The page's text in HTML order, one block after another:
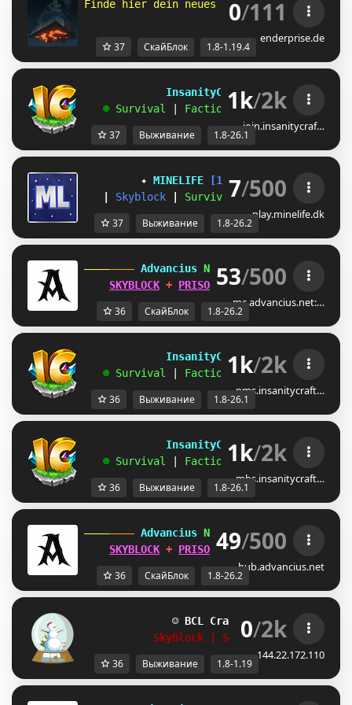
Finde hier dein neues Zuhause - ۩ 0/111
enderprise.de
37 СкайБлок 1.8-1.19.4
InsanityCraft || 1.8 - 26.1
☻ Survival Factions | Skyblock
1k/2k
join.insanitycraf…
37 Выживание 1.8-26.1
✦ MINELIFE [1.8 - 26.2]
Skyblock Survival | Prison
7/500
play.minelife.dk
37 Выживание 1.8-26.2
Advancius Network [1.8 - 26.2]
SKYBLOCK + PRISON UPDATES OUT NOW
53/500
mc.advancius.net:…
36 СкайБлок 1.8-26.2
InsanityCraft || 1.8 - 26.1
☻ Survival Factions | Skyblock
1k/2k
pms.insanitycraft…
36 Выживание 1.8-26.1
InsanityCraft || 1.8 - 26.1
☻ Survival Factions | Skyblock
1k/2k
mbs.insanitycraft…
36 Выживание 1.8-26.1
Advancius Network [1.8 - 26.2]
SKYBLOCK + PRISON UPDATES OUT NOW
49/500
hub.advancius.net
36 СкайБлок 1.8-26.2
☺ BCL Craft 1.8 - 1.19
SkyBlock | Survival | RankUp
0/2k
144.22.172.110
36 Выживание 1.8-1.19